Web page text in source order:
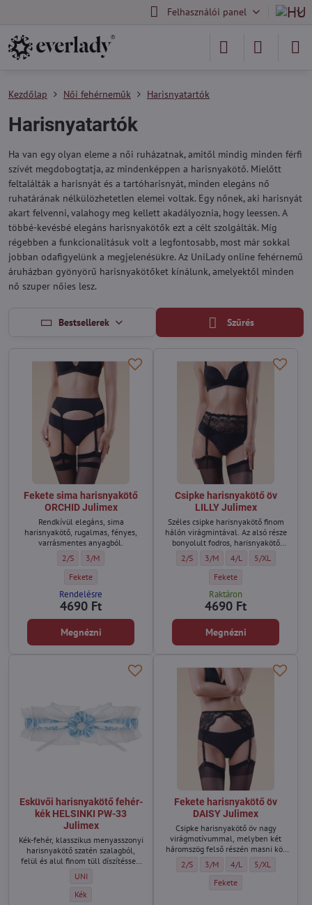
Felhasználói panel
Kezdőlap Női fehérneműk Harisnyatartók
Harisnyatartók
Ha van egy olyan eleme a női ruházatnak, amitől mindig minden férfi
szívét megdobogtatja, az mindenképpen a harisnyakötő. Mielőtt
feltalálták a harisnyát és a tartóharisnyát, minden elegáns nő
ruhatárának nélkülözhetetlen elemei voltak. Egy nőnek, aki harisnyát
akart felvenni, valahogy meg kellett akadályoznia, hogy leessen. A
többé-kevésbé elegáns harisnyakötők ezt a célt szolgálták. Míg
régebben a funkcionalitásuk volt a legfontosabb, most már sokkal
jobban odafigyelünk a megjelenésükre. Az UniLady online fehérnemű
áruházban gyönyörű harisnyakötőket kínálunk, amelyektől minden
nő szuper nőies lesz.
Bestsellerek Szűrés
Fekete sima harisnyakötő
ORCHID Julimex
Rendkívül elegáns, sima
harisnyakötő, rugalmas, fényes,
varrásmentes anyagból.
Fekete sima harisnyakötő ORCHID Julimex - Méret:
2/S Fekete sima harisnyakötő ORCHID Julimex - Méret:
3/M
Fekete sima harisnyakötő ORCHID Julimex - Szín:
Fekete
Rendelésre
4690 Ft
Megnézni
Csipke harisnyakötő öv
LILLY Julimex
Széles csipke harisnyakötő finom
hálón virágmintával. Az alsó része
bonyolult fodros, harisnyakötő
Csipke harisnyakötő öv LILLY
2/S Csipke harisnyakötő öv LILLY
3/M Csipke harisnyakötő
4/L Csipke
5/XL
Csipke harisnyakötő öv
Fekete
Raktáron
4690 Ft
Megnézni
Esküvői harisnyakötő fehér-
kék HELSINKI PW-33
Julimex
Kék-fehér, klasszikus menyasszonyi
harisnyakötő szatén szalagból,
felül és alul finom tüll díszítéssel,
díszítve, közepén apró gyöngyökkel.
Esküvői harisnyakötő fehér-kék HELSINKI PW-33 Julimex - Méret:
UNI
Esküvői harisnyakötő fehér-kék HELSINKI PW-33 Julimex - Szín:
Kék
Fekete harisnyakötő öv
DAISY Julimex
Csipke harisnyakötő öv nagy
virágmotívummal, melyben két
háromszög felső részén masni köt
Fekete harisnyakötő öv DAISY
2/S Fekete harisnyakötő öv
3/M Fekete harisnyakötő
4/L Fekete
5/XL
Fekete harisnyakötő öv
Fekete